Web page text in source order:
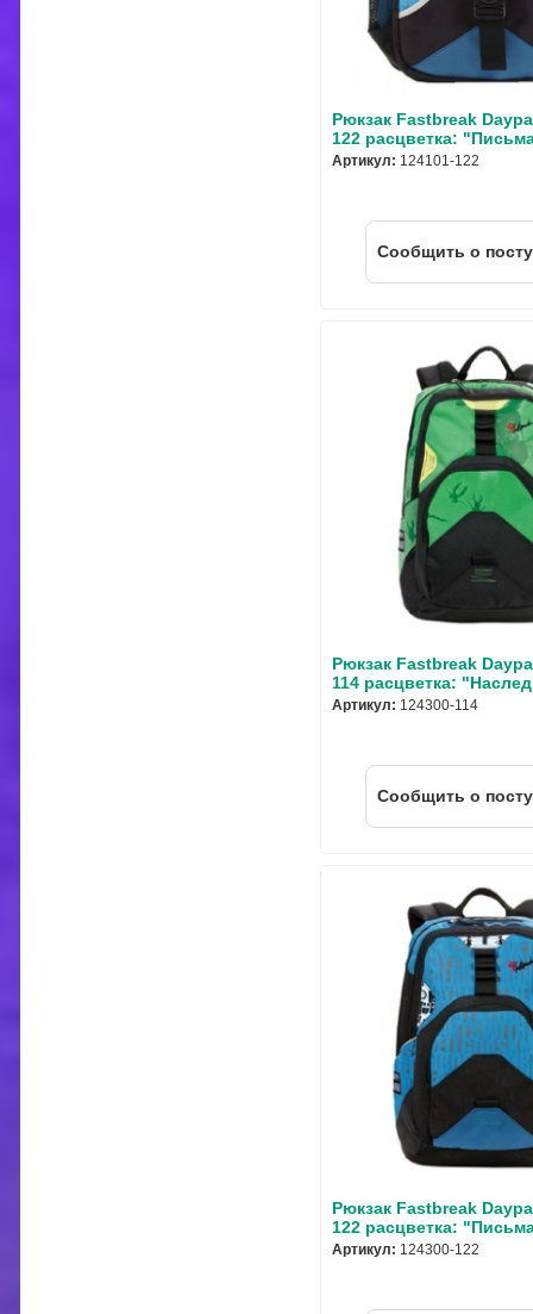
Рюкзак Fastbreak
122 расцветка:
Артикул: 124101-122
Cообщить о
Рюкзак Fastbreak
114 расцветка:
Артикул: 124300-114
Cообщить о
Рюкзак Fastbreak
122 расцветка:
Артикул: 124300-122